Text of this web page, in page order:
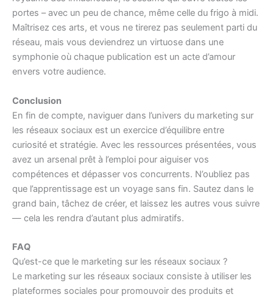
portes – avec un peu de chance, même celle du frigo à midi.
Maîtrisez ces arts, et vous ne tirerez pas seulement parti du
réseau, mais vous deviendrez un virtuose dans une
symphonie où chaque publication est un acte d’amour
envers votre audience.
Conclusion
En fin de compte, naviguer dans l’univers du marketing sur
les réseaux sociaux est un exercice d’équilibre entre
curiosité et stratégie. Avec les ressources présentées, vous
avez un arsenal prêt à l’emploi pour aiguiser vos
compétences et dépasser vos concurrents. N’oubliez pas
que l’apprentissage est un voyage sans fin. Sautez dans le
grand bain, tâchez de créer, et laissez les autres vous suivre
— cela les rendra d’autant plus admiratifs.
FAQ
Qu’est-ce que le marketing sur les réseaux sociaux ?
Le marketing sur les réseaux sociaux consiste à utiliser les
plateformes sociales pour promouvoir des produits et